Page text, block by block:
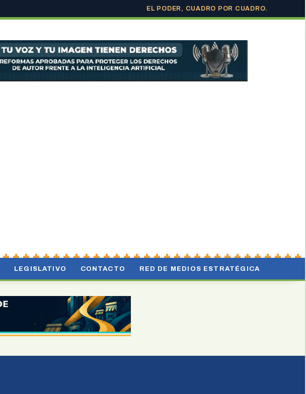
EL PODER, CUADRO POR CUADRO.
LEGISLATIVO CONTACTO RED DE MEDIOS ESTRATÉGICA